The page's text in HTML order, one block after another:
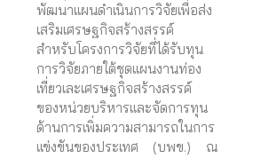
พัฒนาแผนดำเนินการวิจัยเพื่อส่ง
เสริมเศรษฐกิจสร้างสรรค์
สำหรับโครงการวิจัยที่ได้รับทุน
การวิจัยภายใต้ชุดแผนงานท่อง
เที่ยวเละเศรษฐกิจสร้างสรรค์
ของหน่วยบริหารและจัดการทุน
ด้านการเพิ่มความสามารถในการ
แข่งขันของประเทศ (บพข.) ณ